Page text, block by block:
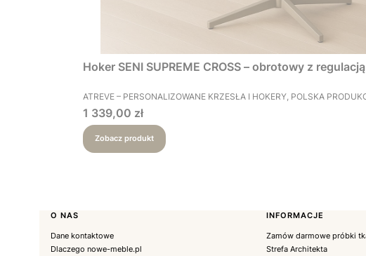
Hoker SENI SUPREME CROSS – obrotowy z
PRODUCENT
ATREVE – PERSONALIZOWANE KRZESŁA I HOKERY, POLSKA
Cena
1 339,00 zł
Zobacz produkt
Linki w stopce
O NAS
Dane kontaktowe
Dlaczego nowe-meble.pl
INFORMACJE
Zamów darmowe próbki
Strefa Architekta